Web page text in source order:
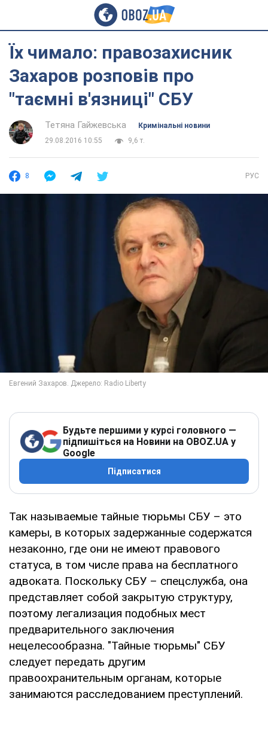
Їх чимало: правозахисник
Захаров розповів про
"таємні в'язниці" СБУ
Тетяна Гайжевська
Кримінальні новини
29.08.2016 10:55
9,6 т.
8 РУС
Будьте першими у курсі головного —
підпишіться на Новини на OBOZ.UA у
Google
Підписатися
Так называемые тайные тюрьмы СБУ – это
камеры, в которых задержанные содержатся
незаконно, где они не имеют правового
статуса, в том числе права на бесплатного
адвоката. Поскольку СБУ – спецслужба, она
представляет собой закрытую структуру,
поэтому легализация подобных мест
предварительного заключения
нецелесообразна. "Тайные тюрьмы" СБУ
следует передать другим
правоохранительным органам, которые
занимаются расследованием преступлений.